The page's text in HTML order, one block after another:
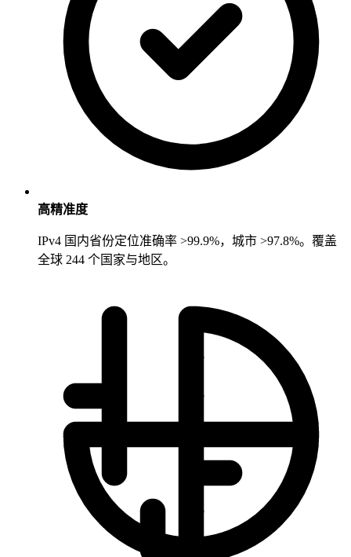
高精准度
IPv4 国内省份定位准确率 >99.9%，城市 >97.8%。覆盖
全球 244 个国家与地区。